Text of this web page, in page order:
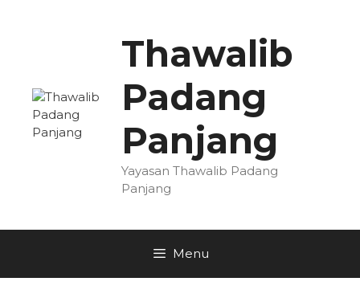
Thawalib
Padang
Panjang
Yayasan Thawalib Padang
Panjang
Menu